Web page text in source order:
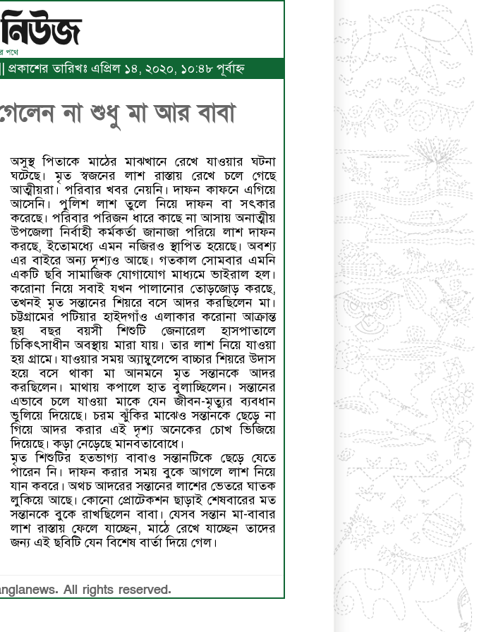
তারিখঃ এপ্রিল ১৪, ২০২০, ১০:৪৮ পূর্বাহ্ণ
না শুধু মা আর বাবা
অসুস্থ পিতাকে মাঠের মাঝখানে রেখে যাওয়ার ঘটনা
ঘটেছে। মৃত স্বজনের লাশ রাস্তায় রেখে চলে গেছে
আত্মীয়রা। পরিবার খবর নেয়নি। দাফন কাফনে এগিয়ে
আসেনি। পুলিশ লাশ তুলে নিয়ে দাফন বা সৎকার
করেছে। পরিবার পরিজন ধারে কাছে না আসায় অনাত্মীয়
উপজেলা নির্বাহী কর্মকর্তা জানাজা পরিয়ে লাশ দাফন
করছে, ইতোমধ্যে এমন নজিরও স্থাপিত হয়েছে। অবশ্য
এর বাইরে অন্য দৃশ্যও আছে। গতকাল সোমবার এমনি
একটি ছবি সামাজিক যোগাযোগ মাধ্যমে ভাইরাল হল।
করোনা নিয়ে সবাই যখন পালানোর তোড়জোড় করছে,
তখনই মৃত সন্তানের শিয়রে বসে আদর করছিলেন মা।
চট্টগ্রামের পটিয়ার হাইদগাঁও এলাকার করোনা আক্রান্ত
ছয় বছর বয়সী শিশুটি জেনারেল হাসপাতালে
চিকিৎসাধীন অবস্থায় মারা যায়। তার লাশ নিয়ে যাওয়া
হয় গ্রামে। যাওয়ার সময় অ্যাম্বুলেন্সে বাচ্চার শিয়রে উদাস
হয়ে বসে থাকা মা আনমনে মৃত সন্তানকে আদর
করছিলেন। মাথায় কপালে হাত বুলাচ্ছিলেন। সন্তানের
এভাবে চলে যাওয়া মাকে যেন জীবন-মৃত্যুর ব্যবধান
ভুলিয়ে দিয়েছে। চরম ঝুঁকির মাঝেও সন্তানকে ছেড়ে না
গিয়ে আদর করার এই দৃশ্য অনেকের চোখ ভিজিয়ে
দিয়েছে। কড়া নেড়েছে মানবতাবোধে।
মৃত শিশুটির হতভাগ্য বাবাও সন্তানটিকে ছেড়ে যেতে
পারেন নি। দাফন করার সময় বুকে আগলে লাশ নিয়ে
যান কবরে। অথচ আদরের সন্তানের লাশের ভেতরে ঘাতক
লুকিয়ে আছে। কোনো প্রোটেকশন ছাড়াই শেষবারের মত
সন্তানকে বুকে রাখছিলেন বাবা। যেসব সন্তান মা-বাবার
লাশ রাস্তায় ফেলে যাচ্ছেন, মাঠে রেখে যাচ্ছেন তাদের
জন্য এই ছবিটি যেন বিশেষ বার্তা দিয়ে গেল।
All rights reserved.